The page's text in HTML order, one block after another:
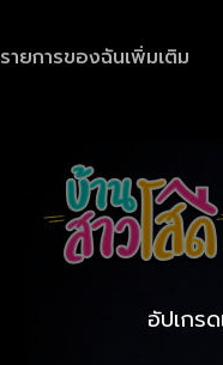
รายการของฉันเพิ่มเติม
อัปเกร